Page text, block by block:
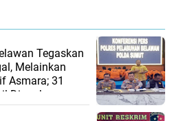
Tegaskan
Melainkan
Asmara; 31
Diungkap